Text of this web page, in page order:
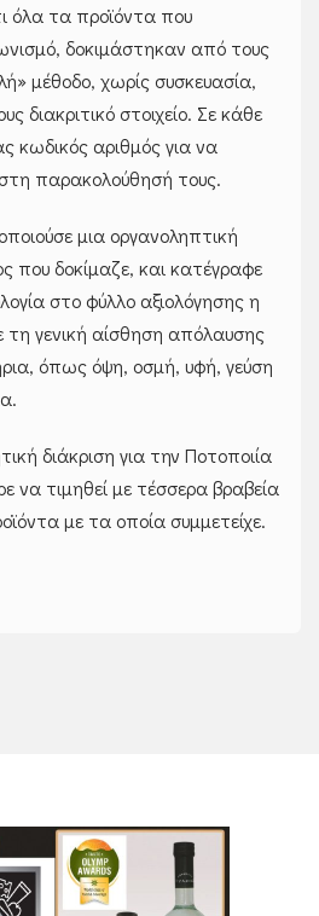
όλα τα προϊόντα που
δοκιμάστηκαν από τους
μέθοδο, χωρίς συσκευασία,
διακριτικό στοιχείο. Σε κάθε
κωδικός αριθμός για να
παρακολούθησή τους.
μια οργανοληπτική
που δοκίμαζε, και κατέγραφε
στο φύλλο αξιολόγησης η
γενική αίσθηση απόλαυσης
όπως όψη, οσμή, υφή, γεύση
διάκριση για την Ποτοποιία
τιμηθεί με τέσσερα βραβεία
με τα οποία συμμετείχε.